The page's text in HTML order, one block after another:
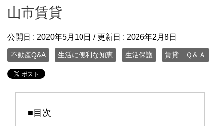
山市賃貸
公開日 : 2020年5月10日 / 更新日 : 2026年2月8日
不動産Q&A 生活に便利な知恵 生活保護 賃貸 Ｑ＆Ａ
■目次